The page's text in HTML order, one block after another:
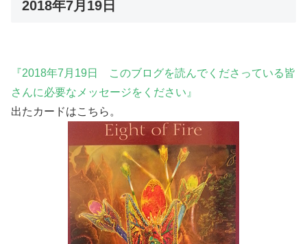
2018年7月19日
『2018年7月19日 このブログを読んでくださっている皆
さんに必要なメッセージをください』
出たカードはこちら。